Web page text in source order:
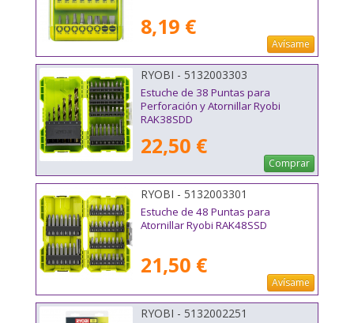
8,19 €
Avísame
RYOBI - 5132003303
Estuche de 38 Puntas para
Perforación y Atornillar Ryobi
RAK38SDD
22,50 €
Comprar
RYOBI - 5132003301
Estuche de 48 Puntas para
Atornillar Ryobi RAK48SSD
21,50 €
Avísame
RYOBI - 5132002251